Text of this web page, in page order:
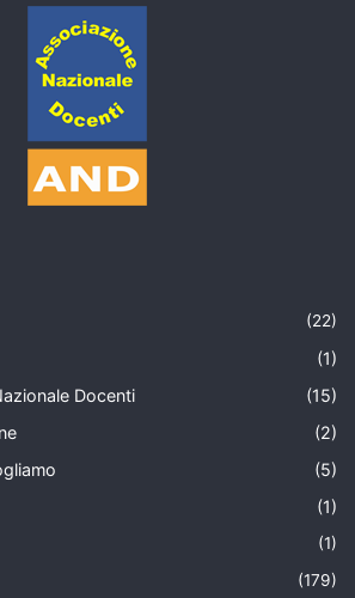
(22)
(1)
Docenti
(15)
(2)
(5)
(1)
(1)
(179)